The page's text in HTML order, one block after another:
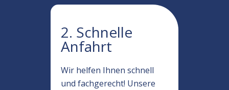
2. Schnelle
Anfahrt
Wir helfen Ihnen schnell
und fachgerecht! Unsere